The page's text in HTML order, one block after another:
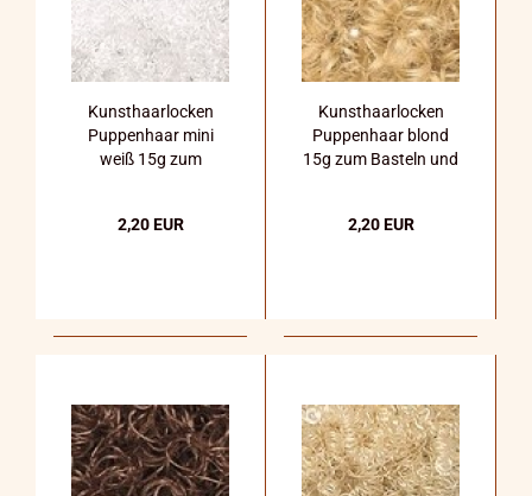
Kunsthaarlocken
Puppenhaar mini
weiß 15g zum
2,20 EUR
Kunsthaarlocken
Puppenhaar blond
15g zum Basteln und
2,20 EUR